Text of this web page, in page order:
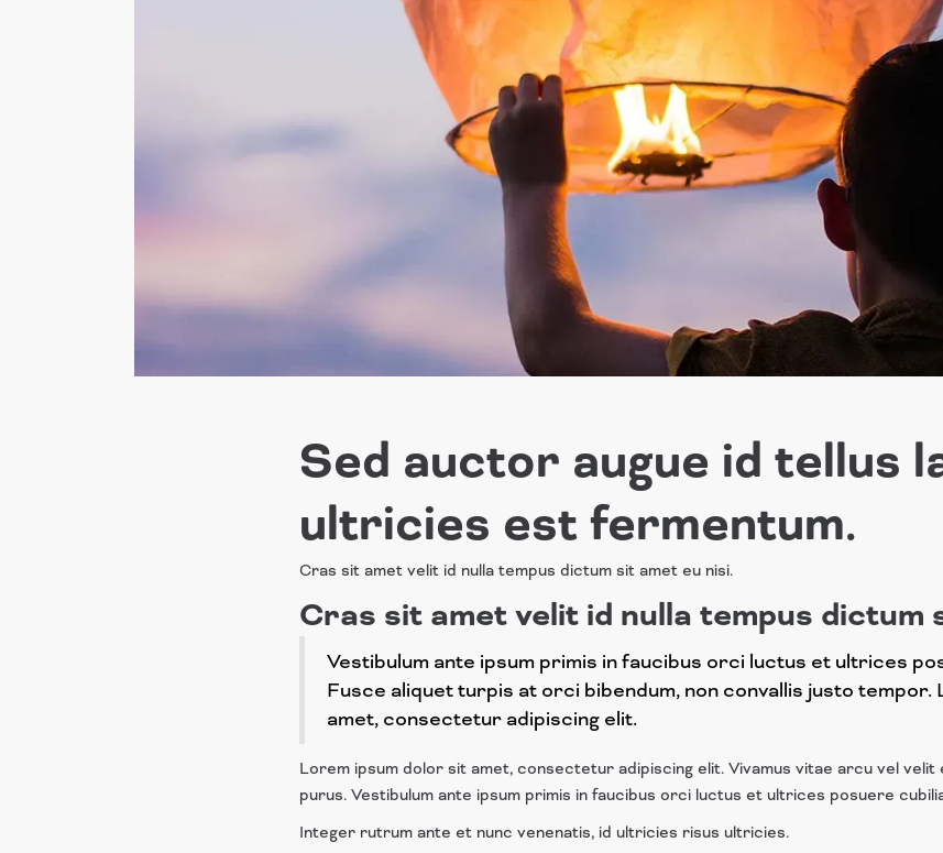
Sed auctor augue id tellus
ultricies est fermentum.
Cras sit amet velit id nulla tempus dictum sit amet eu nisi.
Cras sit amet velit id nulla tempus dictum
Vestibulum ante ipsum primis in faucibus orci luctus et ultrices
Fusce aliquet turpis at orci bibendum, non convallis justo
amet, consectetur adipiscing elit.
Lorem ipsum dolor sit amet, consectetur adipiscing elit. Vivamus vitae arcu vel
purus. Vestibulum ante ipsum primis in faucibus orci luctus et ultrices posuere
Integer rutrum ante et nunc venenatis, id ultricies risus ultricies.